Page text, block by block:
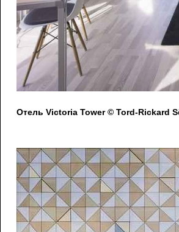
Отель Victoria Tower © Tord-Rickard